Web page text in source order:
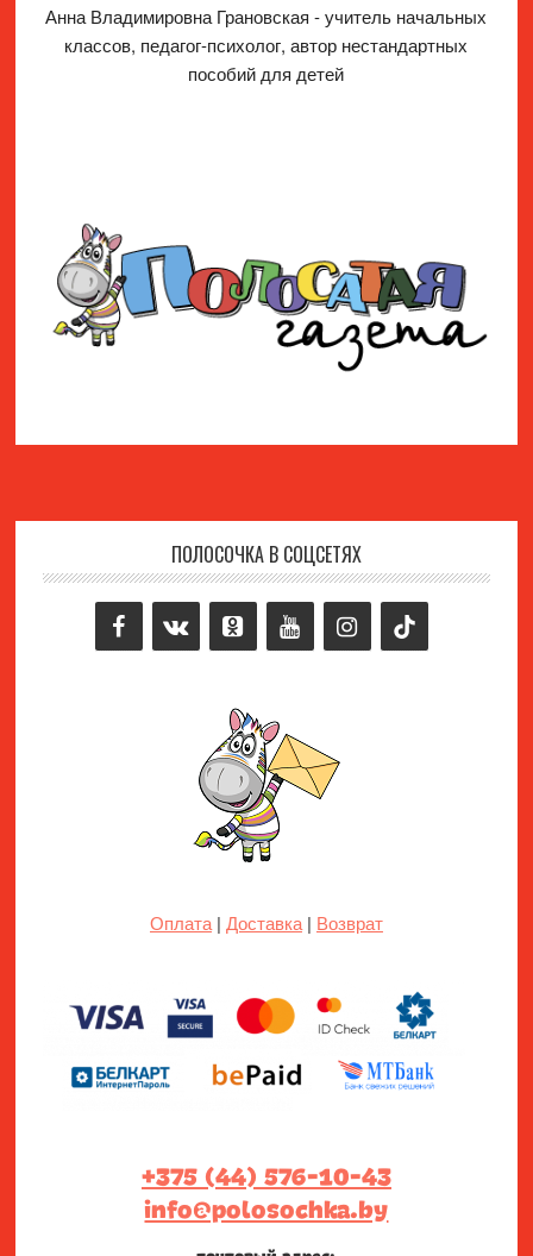
Анна Владимировна Грановская - учитель начальных
классов, педагог-психолог, автор нестандартных
пособий для детей
ПОЛОСОЧКА В СОЦСЕТЯХ
Оплата| Доставка| Возврат
+375 (44) 576-10-43
info@polosochka.by